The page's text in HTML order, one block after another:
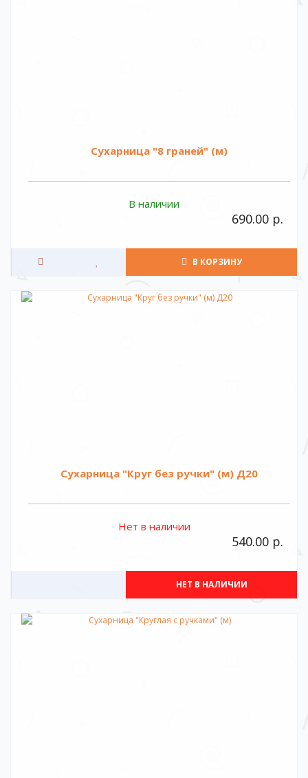
Сухарница "8 граней" (м)
В наличии
690.00 р.
В КОРЗИНУ
Сухарница "Круг без ручки" (м) Д20
Нет в наличии
540.00 р.
НЕТ В НАЛИЧИИ